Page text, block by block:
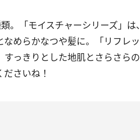
。「モイスチャーシリーズ」は、
めらかなつや髪に。「リフレッ
っきりとした地肌とさらさらの
さいね！